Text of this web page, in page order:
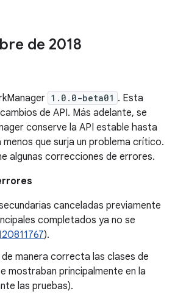
de 2018
1.0.0-beta01 . Esta
de API. Más adelante, se
conserve la API estable hasta
que surja un problema crítico.
algunas correcciones de errores.
canceladas previamente
completados ya no se
).
de manera correcta las clases de
mostraban principalmente en la
las pruebas).